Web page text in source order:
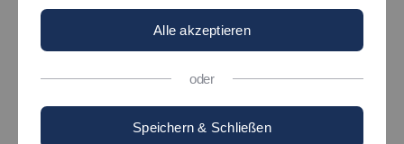
Labor Umwelttechnik
Labor
Industrieabwasseraufbereitung
Alle akzeptieren
oder
Speichern & Schließen